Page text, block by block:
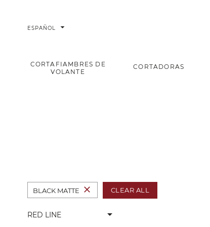
ESPAÑOL arrow_drop_down
CORTAFIAMBRES DE
VOLANTE
CORTADORAS
Cortadoras
BLACK MATTE close CLEAR ALL
RED LINE arrow_drop_down